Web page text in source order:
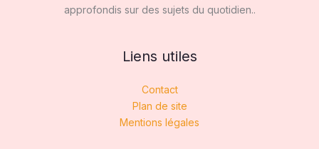
approfondis sur des sujets du quotidien..
Liens utiles
Contact
Plan de site
Mentions légales